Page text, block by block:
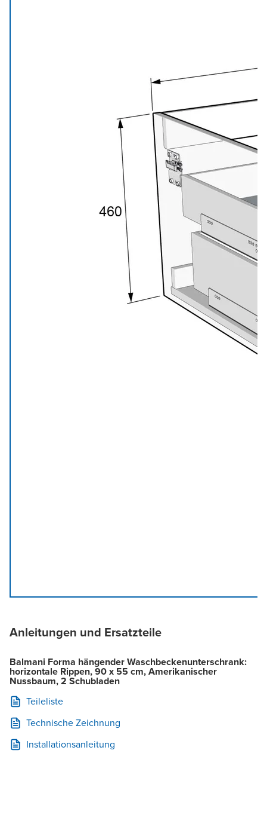
Anleitungen und Ersatzteile
Balmani Forma hängender Waschbeckenunterschrank:
horizontale Rippen, 90 x 55 cm, Amerikanischer
Nussbaum, 2 Schubladen
Teileliste
Technische Zeichnung
Installationsanleitung